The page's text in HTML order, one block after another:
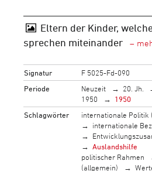
Eltern der Kinder,
sprechen miteinander
Signatur
F 5025-Fd-090
Periode
Neuzeit 20. Jh.
1950
1950
Schlagwörter
internationale Politik
internationale
Auslandshilfe
politischer Rahmen
(allgemein)